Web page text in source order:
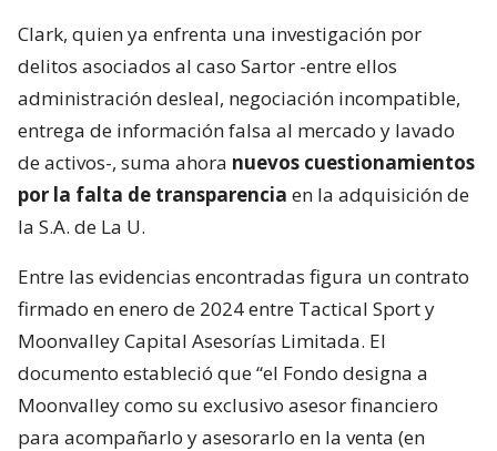
Clark, quien ya enfrenta una investigación por
delitos asociados al caso Sartor -entre ellos
administración desleal, negociación incompatible,
entrega de información falsa al mercado y lavado
de activos-, suma ahora nuevos cuestionamientos
por la falta de transparencia en la adquisición de
la S.A. de La U.
Entre las evidencias encontradas figura un contrato
firmado en enero de 2024 entre Tactical Sport y
Moonvalley Capital Asesorías Limitada. El
documento estableció que “el Fondo designa a
Moonvalley como su exclusivo asesor financiero
para acompañarlo y asesorarlo en la venta (en